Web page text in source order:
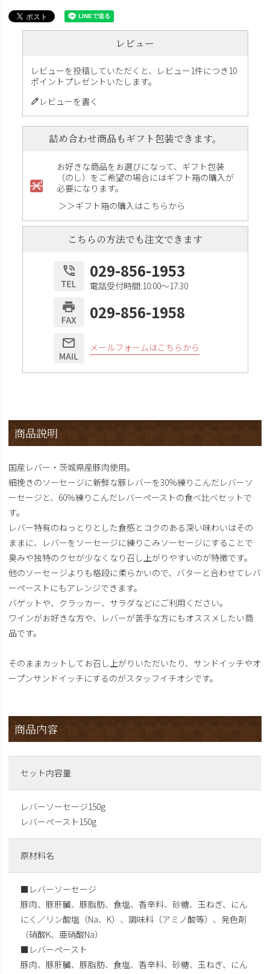
レビュー
レビューを投稿していただくと、レビュー1件につき10
ポイントプレゼントいたします。
レビューを書く
詰め合わせ商品もギフト包装できます。
お好きな商品をお選びになって、ギフト包装
（のし）をご希望の場合にはギフト箱の購入が
必要になります。
＞＞ギフト箱の購入はこちらから
こちらの方法でも注文できます
029-856-1953
電話受付時間:10:00〜17:30
029-856-1958
メールフォームはこちらから
商品説明
国産レバー・茨城県産豚肉使用。
細挽きのソーセージに新鮮な豚レバーを30%練りこんだレバーソ
ーセージと、60％練りこんだレバーペーストの食べ比べセットで
す。
レバー特有のねっとりとした食感とコクのある深い味わいはその
ままに、レバーをソーセージに練りこみソーセージにすることで
臭みや独特のクセが少なくなり召し上がりやすいのが特徴です。
他のソーセージよりも格段に柔らかいので、バターと合わせてレバ
ーペーストにもアレンジできます。
バゲットや、クラッカー、サラダなどにご利用ください。
ワインがお好きな方や、レバーが苦手な方にもオススメしたい商
品です。
そのままカットしてお召し上がりいただいたり、サンドイッチやオ
ープンサンドイッチにするのがスタッフイチオシです。
商品内容
セット内容量
レバーソーセージ150g
レバーペースト150g
原材料名
■レバーソーセージ
豚肉、豚肝臓、豚脂肪、食塩、香辛料、砂糖、玉ねぎ、にん
にく／リン酸塩（Na、K）、調味料（アミノ酸等）、発色剤
（硝酸K、亜硝酸Na）
■レバーペースト
豚肉、豚肝臓、豚脂肪、食塩、香辛料、砂糖、玉ねぎ、にん